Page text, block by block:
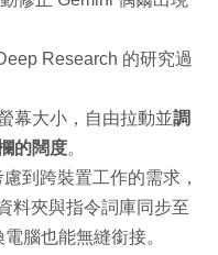
Research 的研究過
幕大小，自由拉動並調
的闊度。
慮到跨裝置工作的需求，
料夾與指令詞庫同步至
腦也能無縫銜接。